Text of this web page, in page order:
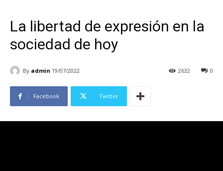
La libertad de expresión en la
sociedad de hoy
By admin 19/07/2022 0
2632
Facebook Twitter